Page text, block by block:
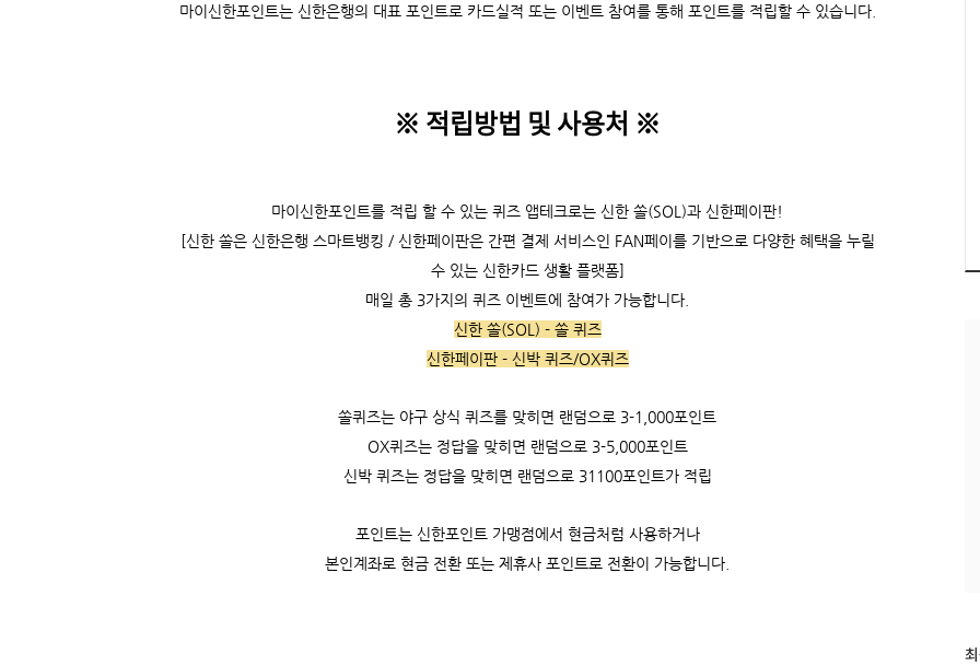
마이신한포인트는 신한은행의 대표 포인트로 카드실적 또는 이벤트 참여를 통해 포인트를 적립할 수 있습니다.
※ 적립방법 및 사용처 ※
마이신한포인트를 적립 할 수 있는 퀴즈 앱테크로는 신한 쏠(SOL)과 신한페이판!
[신한 쏠은 신한은행 스마트뱅킹 / 신한페이판은 간편 결제 서비스인 FAN페이를 기반으로 다양한 혜택을 누릴
수 있는 신한카드 생활 플랫폼]
매일 총 3가지의 퀴즈 이벤트에 참여가 가능합니다.
신한 쏠(SOL) - 쏠 퀴즈
신한페이판 - 신박 퀴즈/OX퀴즈
쏠퀴즈는 야구 상식 퀴즈를 맞히면 랜덤으로 3-1,000포인트
OX퀴즈는 정답을 맞히면 랜덤으로 3-5,000포인트
신박 퀴즈는 정답을 맞히면 랜덤으로 31100포인트가 적립
포인트는 신한포인트 가맹점에서 현금처럼 사용하거나
본인계좌로 현금 전환 또는 제휴사 포인트로 전환이 가능합니다.
최